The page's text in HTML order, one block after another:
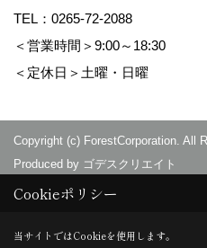
TEL： 0265-72-2088
＜営業時間＞9:00～18:30
＜定休日＞土曜・日曜
Copyright (c) ForestCorporation. All
Produced by ゴデスクリエイト
Cookieポリシー
当サイトではCookieを使用します。